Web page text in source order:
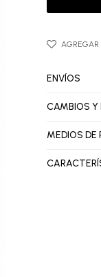
ENVÍOS
CAMBIOS Y
MEDIOS DE